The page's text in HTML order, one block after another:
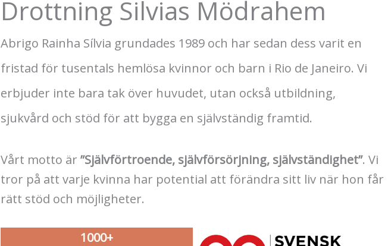
Drottning Silvias Mödrahem
Abrigo Rainha Sílvia grundades 1989 och har sedan dess varit en
fristad för tusentals hemlösa kvinnor och barn i Rio de Janeiro. Vi
erbjuder inte bara tak över huvudet, utan också utbildning,
sjukvård och stöd för att bygga en självständig framtid.
Vårt motto är ”Självförtroende, självförsörjning, självständighet”. Vi
tror på att varje kvinna har potential att förändra sitt liv när hon får
rätt stöd och möjligheter.
1000+